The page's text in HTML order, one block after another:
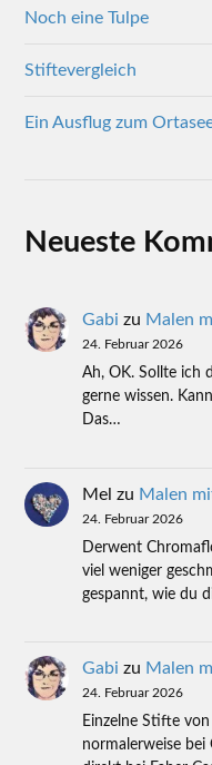
Noch eine Tulpe
Stiftevergleich
Ein Ausflug zum
Neueste
Gabi zu Malen
24. Februar 2026
Ah, OK. Sollte ich
gerne wissen.
Das…
Mel zu Malen
24. Februar 2026
Derwent
viel weniger
gespannt, wie du
Gabi zu Malen
24. Februar 2026
Einzelne Stifte
normalerweise bei